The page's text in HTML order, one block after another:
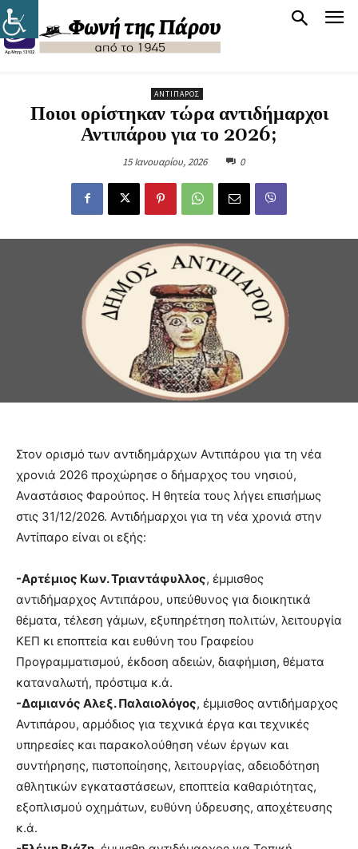
ΑΝΤΊΠΑΡΟΣ
Ποιοι ορίστηκαν τώρα αντιδήμαρχοι
Αντιπάρου για το 2026;
15 Ιανουαρίου, 2026 0
Στον ορισμό των αντιδημάρχων Αντιπάρου για τη νέα
χρονιά 2026 προχώρησε ο δήμαρχος του νησιού,
Αναστάσιος Φαρούπος. Η θητεία τους λήγει επισήμως
στις 31/12/2026. Αντιδήμαρχοι για τη νέα χρονιά στην
Αντίπαρο είναι οι εξής:
-Αρτέμιος Κων. Τριαντάφυλλος, έμμισθος
αντιδήμαρχος Αντιπάρου, υπεύθυνος για διοικητικά
θέματα, τέλεση γάμων, εξυπηρέτηση πολιτών, λειτουργία
ΚΕΠ κι εποπτεία και ευθύνη του Γραφείου
Προγραμματισμού, έκδοση αδειών, διαφήμιση, θέματα
καταναλωτή, πρόστιμα κ.ά.
-Δαμιανός Αλεξ. Παλαιολόγος, έμμισθος αντιδήμαρχος
Αντιπάρου, αρμόδιος για τεχνικά έργα και τεχνικές
υπηρεσίες και παρακολούθηση νέων έργων και
συντήρησης, πιστοποίησης, λειτουργίας, αδειοδότηση
αθλητικών εγκαταστάσεων, εποπτεία καθαριότητας,
εξοπλισμού οχημάτων, ευθύνη ύδρευσης, αποχέτευσης
κ.ά.